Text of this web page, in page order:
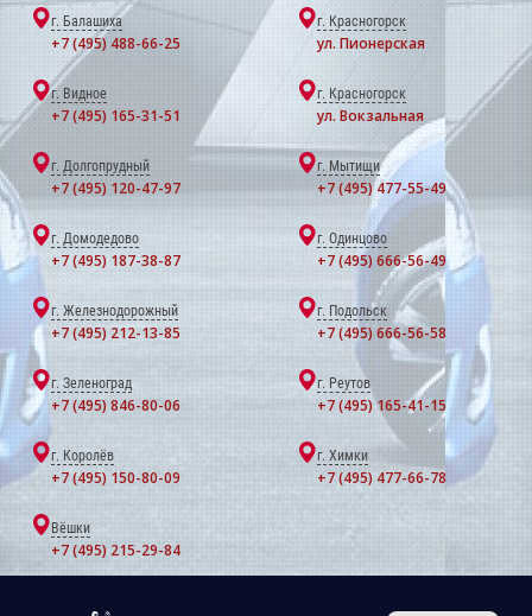
г. Балашиха
+7 (495) 488-66-25
г. Красногорск
ул. Пионерская
г. Видное
+7 (495) 165-31-51
г. Красногорск
ул. Вокзальная
г. Долгопрудный
+7 (495) 120-47-97
г. Мытищи
+7 (495) 477-55-49
г. Домодедово
+7 (495) 187-38-87
г. Одинцово
+7 (495) 666-56-49
г. Железнодорожный
+7 (495) 212-13-85
г. Подольск
+7 (495) 666-56-58
г. Зеленоград
+7 (495) 846-80-06
г. Реутов
+7 (495) 165-41-15
г. Королёв
+7 (495) 150-80-09
г. Химки
+7 (495) 477-66-78
Вёшки
+7 (495) 215-29-84